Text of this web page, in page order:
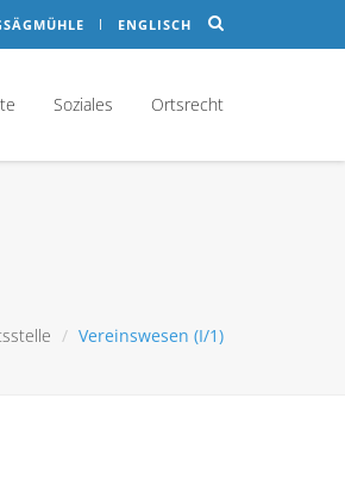
ENGLISCH
Soziales Ortsrecht
Vereinswesen (I/1)